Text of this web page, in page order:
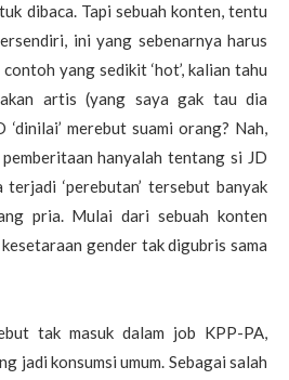
dibaca. Tapi sebuah konten, tentu
ini yang sebenarnya harus
yang sedikit ‘hot’, kalian tahu
artis (yang saya gak tau dia
merebut suami orang? Nah,
hanyalah tentang si JD
‘perebutan’ tersebut banyak
pria. Mulai dari sebuah konten
gender tak digubris sama
tak masuk dalam job KPP-PA,
jadi konsumsi umum. Sebagai salah